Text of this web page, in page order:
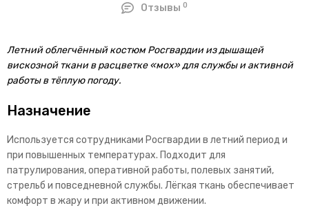
Отзывы0
Летний облегчённый костюм Росгвардии из дышащей
вискозной ткани в расцветке «мох» для службы и активной
работы в тёплую погоду.
Назначение
Используется сотрудниками Росгвардии в летний период и
при повышенных температурах. Подходит для
патрулирования, оперативной работы, полевых занятий,
стрельб и повседневной службы. Лёгкая ткань обеспечивает
комфорт в жару и при активном движении.